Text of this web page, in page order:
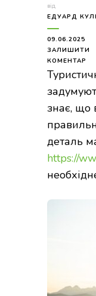
від
ЕДУАРД
09.06.2025
ЗАЛИШИТИ
КОМЕНТАР
ПО
знає, що
деталь
https://